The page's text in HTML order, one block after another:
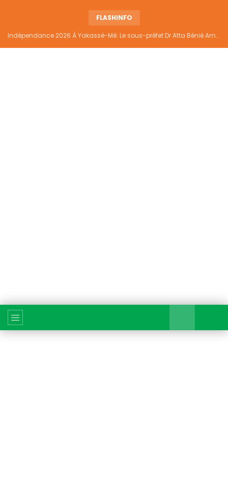
FLASHINFO
Indépendance 2026 À Yakassé-Mé: Le sous-préfet Dr Atta Bénié Amédé appelle à l’unité, à la sécurité et au développement